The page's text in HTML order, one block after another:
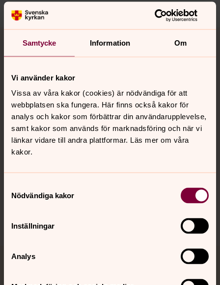
Samtycke Information Om
Vi använder kakor
Vissa av våra kakor (cookies) är nödvändiga för att
webbplatsen ska fungera. Här finns också kakor för
analys och kakor som förbättrar din användarupplevelse,
samt kakor som används för marknadsföring och när vi
länkar vidare till andra plattformar. Läs mer om våra
kakor.
Nödvändiga kakor
Inställningar
Analys
Tillbaka till toppen
Tillbaka till innehållet
Kontakt
Kalender
Hitta snabbt
Sociala kanaler